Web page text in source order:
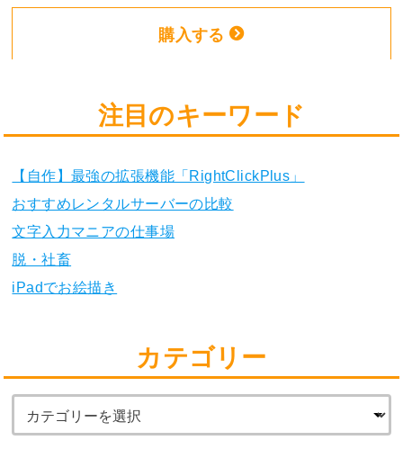
購入する
注目のキーワード
【自作】最強の拡張機能「RightClickPlus」
おすすめレンタルサーバーの比較
文字入力マニアの仕事場
脱・社畜
iPadでお絵描き
カテゴリー